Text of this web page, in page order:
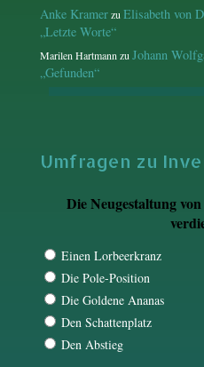
Anke Kramerzu Elisabeth von
„Letzte Worte“
Marilen Hartmann zu Johann
„Gefunden“
Umfragen zu
Die Neugestaltung
Einen Lorbeerkranz
Die Pole-Position
Die Goldene Ananas
Den Schattenplatz
Den Abstieg